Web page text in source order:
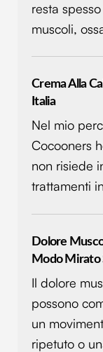
resta
muscoli,
Crema Alla
Italia
Nel mio
Cocooners
non risiede
trattamenti
Dolore
Modo Mirato
Il dolore
possono
un
ripetuto o